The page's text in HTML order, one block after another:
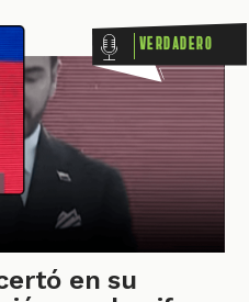
Verdadero
en su